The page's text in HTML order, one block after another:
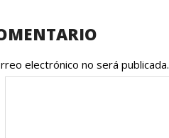
electrónico no será publicada.